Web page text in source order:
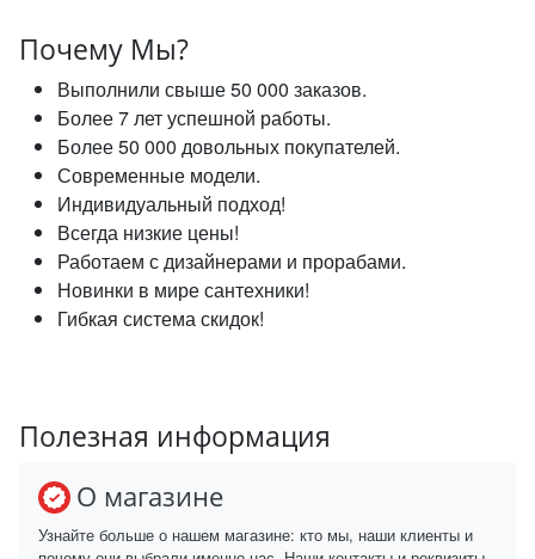
Почему Мы?
Выполнили свыше 50 000 заказов.
Более 7 лет успешной работы.
Более 50 000 довольных покупателей.
Современные модели.
Индивидуальный подход!
Всегда низкие цены!
Работаем с дизайнерами и прорабами.
Новинки в мире сантехники!
Гибкая система скидок!
Полезная информация
О магазине
Узнайте больше о нашем магазине: кто мы, наши клиенты и